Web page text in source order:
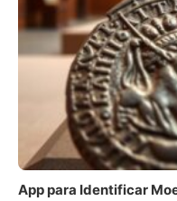
App para Identificar